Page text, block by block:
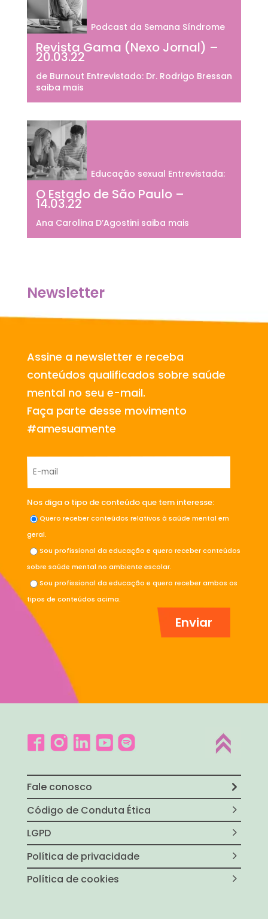
Revista Gama (Nexo Jornal) –
20.03.22
Podcast da Semana Síndrome
de Burnout Entrevistado: Dr. Rodrigo Bressan
saiba mais
O Estado de São Paulo –
14.03.22
Educação sexual Entrevistada:
Ana Carolina D’Agostini saiba mais
Newsletter
Assine a newsletter e receba
conteúdos qualificados sobre saúde
mental no seu e-mail.
Faça parte desse movimento
#amesuamente
Nos diga o tipo de conteúdo que tem interesse:
Quero receber conteúdos relativos à saúde mental em
geral.
Sou profissional da educação e quero receber conteúdos
sobre saúde mental no ambiente escolar.
Sou profissional da educação e quero receber ambos os
tipos de conteúdos acima.
Fale conosco
Código de Conduta Ética
LGPD
Política de privacidade
Política de cookies